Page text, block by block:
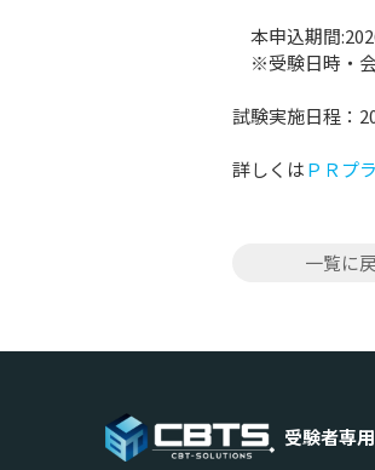
本申込期間
※受験日時・
試験実施日程：
詳しくはＰＲプ
一覧に
受験者専